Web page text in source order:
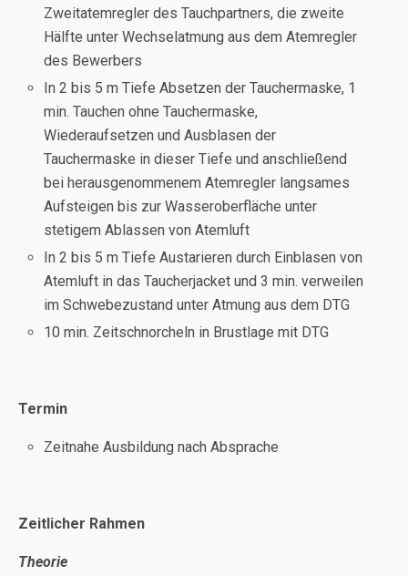
Zweitatemregler des Tauchpartners, die zweite
Hälfte unter Wechselatmung aus dem Atemregler
des Bewerbers
In 2 bis 5 m Tiefe Absetzen der Tauchermaske, 1
min. Tauchen ohne Tauchermaske,
Wiederaufsetzen und Ausblasen der
Tauchermaske in dieser Tiefe und anschließend
bei herausgenommenem Atemregler langsames
Aufsteigen bis zur Wasseroberfläche unter
stetigem Ablassen von Atemluft
In 2 bis 5 m Tiefe Austarieren durch Einblasen von
Atemluft in das Taucherjacket und 3 min. verweilen
im Schwebezustand unter Atmung aus dem DTG
10 min. Zeitschnorcheln in Brustlage mit DTG
Termin
Zeitnahe Ausbildung nach Absprache
Zeitlicher Rahmen
Theorie